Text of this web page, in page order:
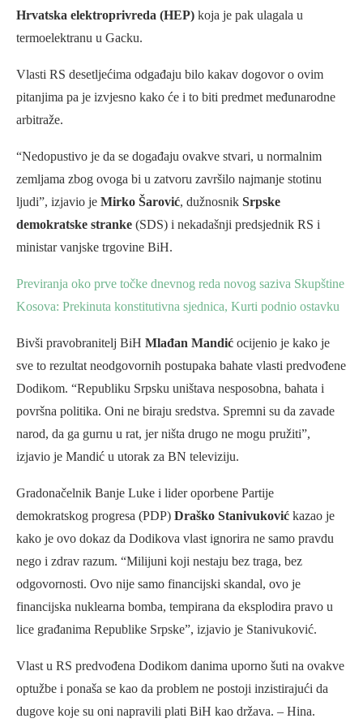
Hrvatska elektroprivreda (HEP) koja je pak ulagala u
termoelektranu u Gacku.
Vlasti RS desetljećima odgađaju bilo kakav dogovor o ovim
pitanjima pa je izvjesno kako će i to biti predmet međunarodne
arbitraže.
“Nedopustivo je da se događaju ovakve stvari, u normalnim
zemljama zbog ovoga bi u zatvoru završilo najmanje stotinu
ljudi”, izjavio je Mirko Šarović, dužnosnik Srpske
demokratske stranke (SDS) i nekadašnji predsjednik RS i
ministar vanjske trgovine BiH.
Previranja oko prve točke dnevnog reda novog saziva Skupštine
Kosova: Prekinuta konstitutivna sjednica, Kurti podnio ostavku
Bivši pravobranitelj BiH Mlađan Mandić ocijenio je kako je
sve to rezultat neodgovornih postupaka bahate vlasti predvođene
Dodikom. “Republiku Srpsku uništava nesposobna, bahata i
površna politika. Oni ne biraju sredstva. Spremni su da zavade
narod, da ga gurnu u rat, jer ništa drugo ne mogu pružiti”,
izjavio je Mandić u utorak za BN televiziju.
Gradonačelnik Banje Luke i lider oporbene Partije
demokratskog progresa (PDP) Draško Stanivuković kazao je
kako je ovo dokaz da Dodikova vlast ignorira ne samo pravdu
nego i zdrav razum. “Milijuni koji nestaju bez traga, bez
odgovornosti. Ovo nije samo financijski skandal, ovo je
financijska nuklearna bomba, tempirana da eksplodira pravo u
lice građanima Republike Srpske”, izjavio je Stanivuković.
Vlast u RS predvođena Dodikom danima uporno šuti na ovakve
optužbe i ponaša se kao da problem ne postoji inzistirajući da
dugove koje su oni napravili plati BiH kao država. – Hina.